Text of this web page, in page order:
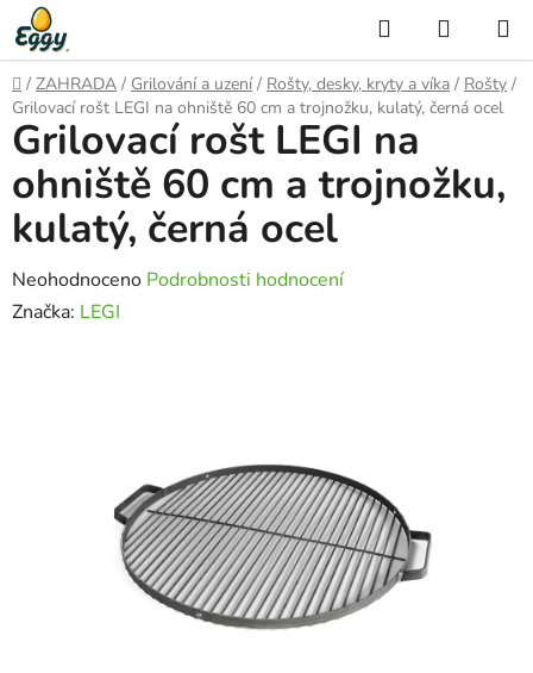
Přejít
na
obsah
Hledat
KOŠÍK
Domů
/ ZAHRADA / Grilování a uzení / Rošty, desky, kryty a víka / Rošty /
Grilovací rošt LEGI na ohniště 60 cm a trojnožku, kulatý, černá ocel
Grilovací rošt LEGI na
ohniště 60 cm a trojnožku,
kulatý, černá ocel
Průměrné
hodnocení
Neohodnoceno Podrobnosti hodnocení
Značka: LEGI